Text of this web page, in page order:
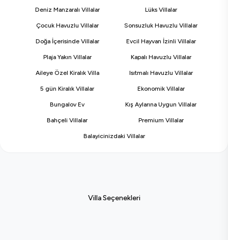
Deniz Manzaralı Villalar Lüks Villalar
Çocuk Havuzlu Villalar Sonsuzluk Havuzlu Villalar
Doğa İçerisinde Villalar Evcil Hayvan İzinli Villalar
Plaja Yakın Villalar Kapalı Havuzlu Villalar
Aileye Özel Kiralık Villa Isıtmalı Havuzlu Villalar
5 gün Kiralık Villalar Ekonomik Villalar
Bungalov Ev Kış Aylarına Uygun Villalar
Bahçeli Villalar Premium Villalar
Balayicinizdaki Villalar
Villa Seçenekleri